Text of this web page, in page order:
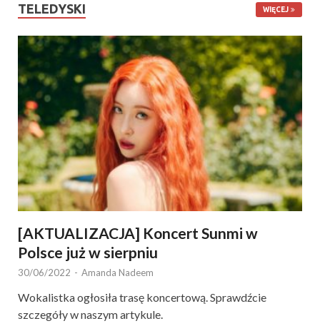
TELEDYSKI WIĘCEJ
[AKTUALIZACJA] Koncert Sunmi w
Polsce już w sierpniu
30/06/2022 - Amanda Nadeem
Wokalistka ogłosiła trasę koncertową. Sprawdźcie
szczegóły w naszym artykule.